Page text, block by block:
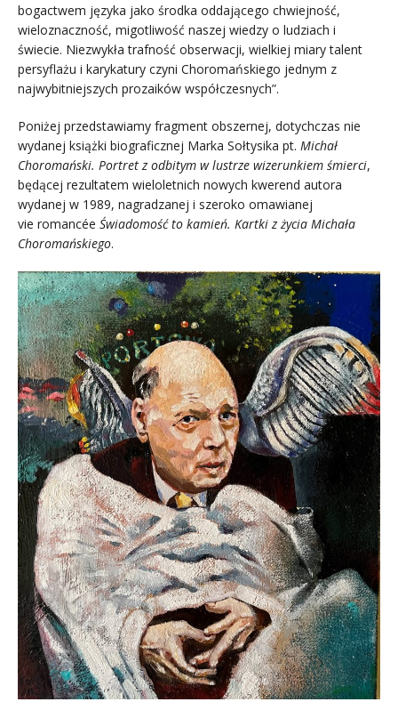
bogactwem języka jako środka oddającego chwiejność,
wieloznaczność, migotliwość naszej wiedzy o ludziach i
świecie. Niezwykła trafność obserwacji, wielkiej miary talent
persyflażu i karykatury czyni Choromańskiego jednym z
najwybitniejszych prozaików współczesnych”.
Poniżej przedstawiamy fragment obszernej, dotychczas nie
wydanej książki biograficznej Marka Sołtysika pt. Michał
Choromański. Portret z odbitym w lustrze wizerunkiem śmierci,
będącej rezultatem wieloletnich nowych kwerend autora
wydanej w 1989, nagradzanej i szeroko omawianej
vie romancée Świadomość to kamień. Kartki z życia Michała
Choromańskiego.